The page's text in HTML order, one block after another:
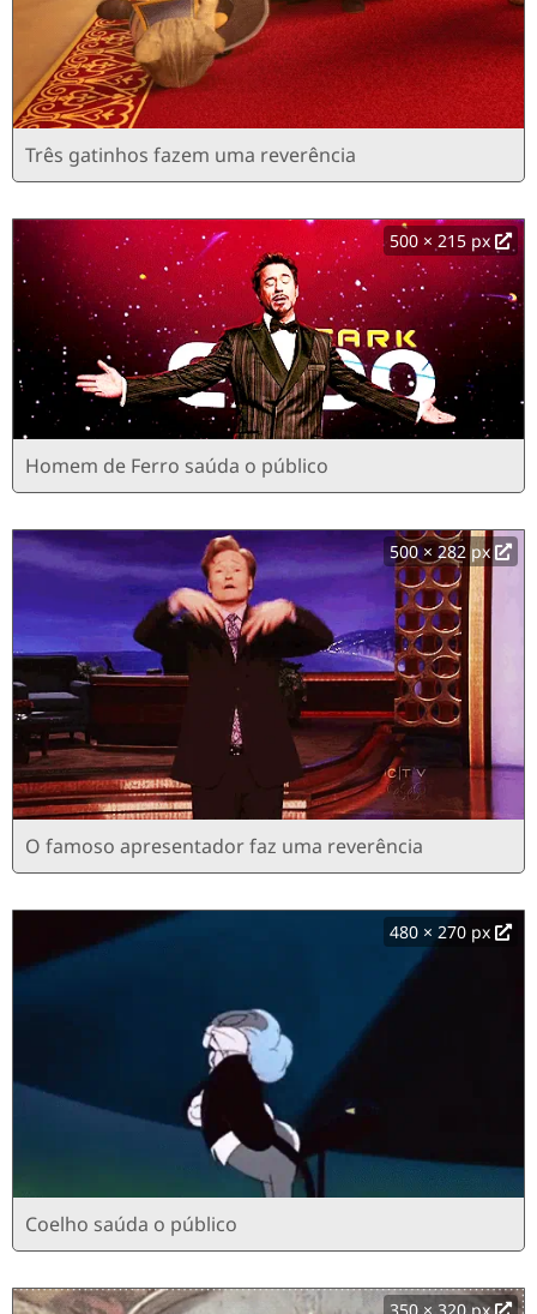
Três gatinhos fazem uma reverência
500 × 215 px
Homem de Ferro saúda o público
500 × 282 px
O famoso apresentador faz uma reverência
480 × 270 px
Coelho saúda o público